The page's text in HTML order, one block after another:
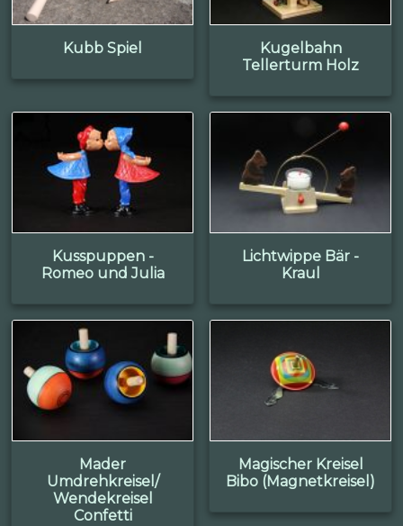
Kubb Spiel
Kugelbahn
Tellerturm Holz
Kusspuppen -
Romeo und Julia
Lichtwippe Bär -
Kraul
Mader
Umdrehkreisel/
Wendekreisel
Confetti
Magischer Kreisel
Bibo (Magnetkreisel)